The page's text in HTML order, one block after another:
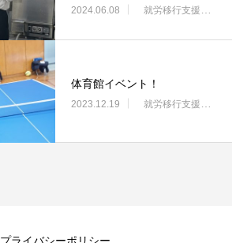
2024.06.08 就労移行支援・ニコサービス城東センター
体育館イベント！
2023.12.19 就労移行支援・ニコサービス城東センター